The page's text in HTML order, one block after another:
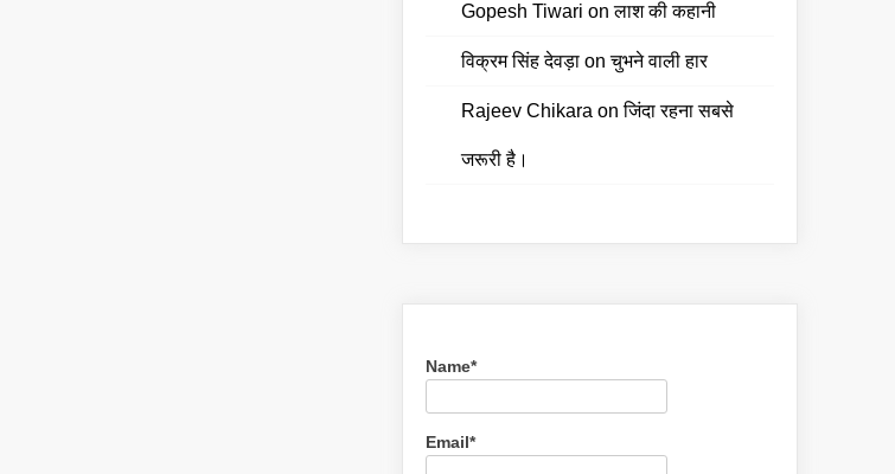
Gopesh Tiwari onलाश की कहानी
विक्रम सिंह देवड़ाonचुभने वाली हार
Rajeev Chikara onजिंदा रहना सबसे
जरूरी है।
Name*
Email*